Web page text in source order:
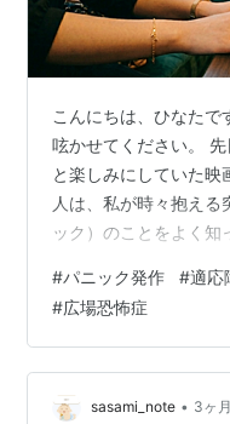
こんにちは、ひなたで
呟かせてください。
と楽しみにしていた
人は、私が時々抱える
ック）のことをよく
揺れ動いていました。
れと同時に湧き上がる
う」という不安。 お
でも、やっぱり私は映
だとき、 「それぞれ
#パニック発作 #適応
#広場恐怖症
sasami_note • 3ヶ